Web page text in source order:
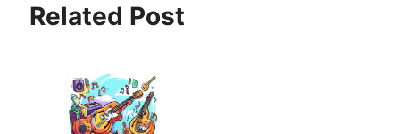
Related Post